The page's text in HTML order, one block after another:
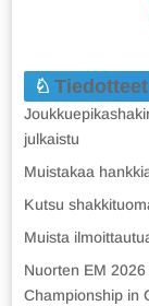
Tiedotteet
julkaistu
Muistakaa
Kutsu
Muista
Nuorten EM
Championship in